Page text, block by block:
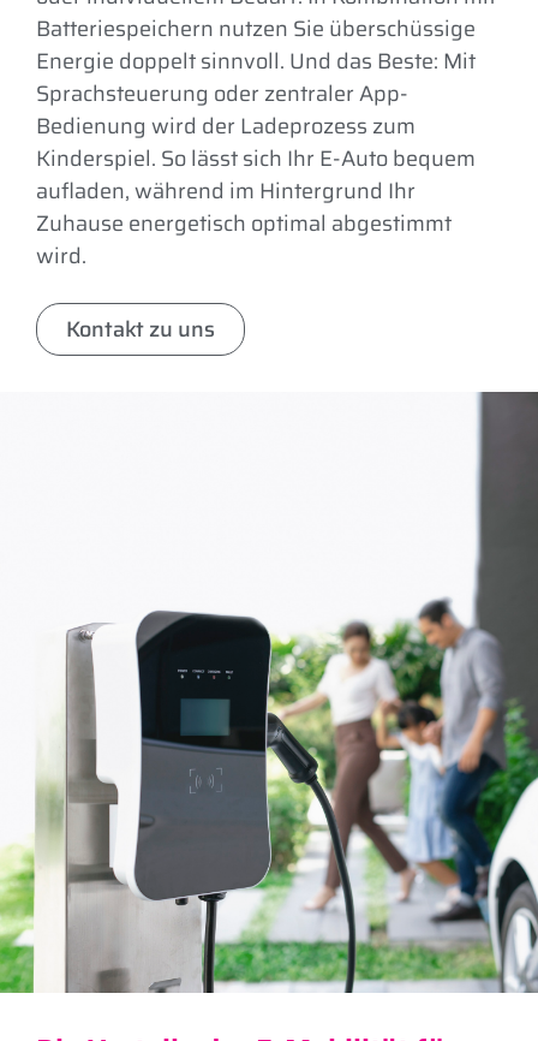
Batteriespeichern nutzen Sie überschüssige
Energie doppelt sinnvoll. Und das Beste: Mit
Sprachsteuerung oder zentraler App-
Bedienung wird der Ladeprozess zum
Kinderspiel. So lässt sich Ihr E-Auto bequem
aufladen, während im Hintergrund Ihr
Zuhause energetisch optimal abgestimmt
wird.
Kontakt zu uns